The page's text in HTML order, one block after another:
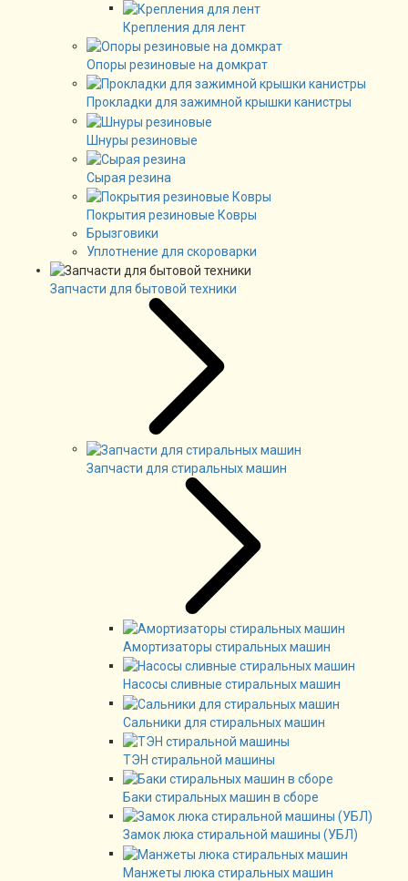
Крепления для лент
Опоры резиновые на домкрат
Прокладки для зажимной крышки канистры
Шнуры резиновые
Сырая резина
Покрытия резиновые Ковры
Брызговики
Уплотнение для скороварки
Запчасти для бытовой техники
Запчасти для стиральных машин
Амортизаторы стиральных машин
Насосы сливные стиральных машин
Сальники для стиральных машин
ТЭН стиральной машины
Баки стиральных машин в сборе
Замок люка стиральной машины (УБЛ)
Манжеты люка стиральных машин